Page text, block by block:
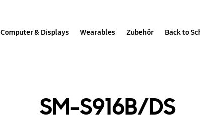
Computer & Displays Wearables Zubehör Back to
SM-S916B/DS